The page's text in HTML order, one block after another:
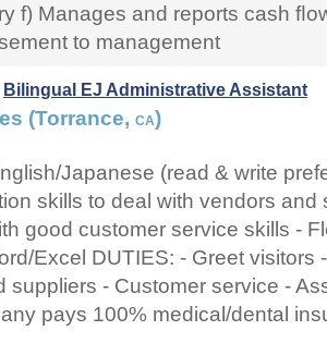
f) Manages and reports cash
to management
Bilingual EJ Administrative Assistant
(Torrance, CA)
Japanese (read & write
skills to deal with vendors and
good customer service skills -
Excel DUTIES: - Greet visitors
suppliers - Customer service -
pays 100% medical/dental